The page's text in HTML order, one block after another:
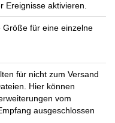
Ereignisse aktivieren.
Größe für eine einzelne
für nicht zum Versand
Hier können
vom
ausgeschlossen